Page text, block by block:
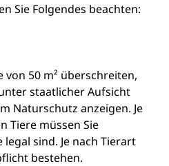
Sie Folgendes beachten:
von 50 m² überschreiten,
staatlicher Aufsicht
Naturschutz anzeigen. Je
Tiere müssen Sie
legal sind. Je nach Tierart
bestehen.